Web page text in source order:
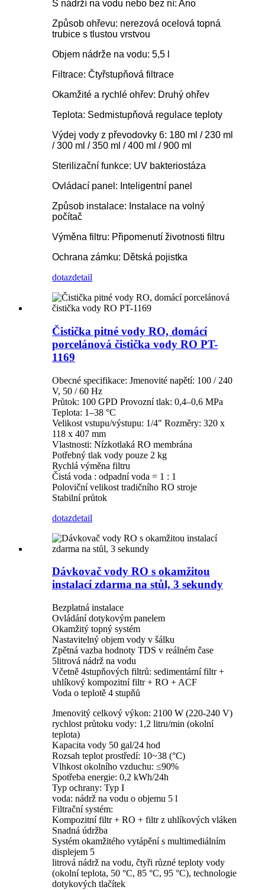
S nádrží na vodu nebo bez ní: Ano
Způsob ohřevu: nerezová ocelová topná
trubice s tlustou vrstvou
Objem nádrže na vodu: 5,5 l
Filtrace: Čtyřstupňová filtrace
Okamžité a rychlé ohřev: Druhý ohřev
Teplota: Sedmistupňová regulace teploty
Výdej vody z převodovky 6: 180 ml / 230 ml
/ 300 ml / 350 ml / 400 ml / 900 ml
Sterilizační funkce: UV bakteriostáza
Ovládací panel: Inteligentní panel
Způsob instalace: Instalace na volný
počítač
Výměna filtru: Připomenutí životnosti filtru
Ochrana zámku: Dětská pojistka
dotazdetail
Čistička pitné vody RO, domácí
porcelánová čistička vody RO PT-
1169
Obecné specifikace: Jmenovité napětí: 100 / 240
V, 50 / 60 Hz
Průtok: 100 GPD Provozní tlak: 0,4–0,6 MPa
Teplota: 1–38 °C
Velikost vstupu/výstupu: 1/4″ Rozměry: 320 x
118 x 407 mm
Vlastnosti: Nízkotlaká RO membrána
Potřebný tlak vody pouze 2 kg
Rychlá výměna filtru
Čistá voda : odpadní voda = 1 : 1
Poloviční velikost tradičního RO stroje
Stabilní průtok
dotazdetail
Dávkovač vody RO s okamžitou
instalací zdarma na stůl, 3 sekundy
Bezplatná instalace
Ovládání dotykovým panelem
Okamžitý topný systém
Nastavitelný objem vody v šálku
Zpětná vazba hodnoty TDS v reálném čase
5litrová nádrž na vodu
Včetně 4stupňových filtrů: sedimentární filtr +
uhlíkový kompozitní filtr + RO + ACF
Voda o teplotě 4 stupňů
Jmenovitý celkový výkon: 2100 W (220-240 V)
rychlost průtoku vody: 1,2 litru/min (okolní
teplota)
Kapacita vody 50 gal/24 hod
Rozsah teplot prostředí: 10~38 (°C)
Vlhkost okolního vzduchu: ≤90%
Spotřeba energie: 0,2 kWh/24h
Typ ochrany: Typ I
voda: nádrž na vodu o objemu 5 l
Filtrační systém:
Kompozitní filtr + RO + filtr z uhlíkových vláken
Snadná údržba
Systém okamžitého vytápění s multimediálním
displejem 5
litrová nádrž na vodu, čtyři různé teploty vody
(okolní teplota, 50 °C, 85 °C, 95 °C), technologie
dotykových tlačítek